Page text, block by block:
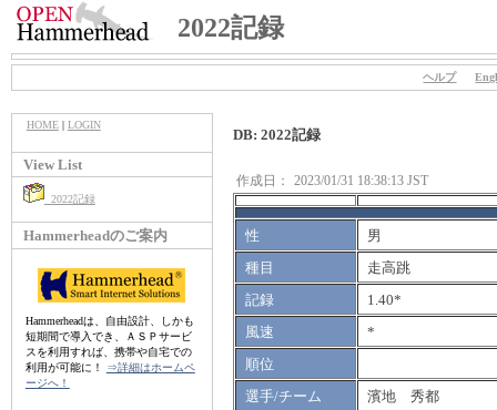
2022記録
ヘルプ
HOME| LOGIN
View List
2022記録
Hammerheadのご案内
Hammerheadは、自由設計、しかも
短期間で導入でき、ＡＳＰサービ
スを利用すれば、携帯や自宅での
利用が可能に！
⇒詳細はホームペ
ージへ！
DB: 2022記録
作成日： 2023/01/31 18:38:13 JST
性
男
種目
走高跳
記録
1.40*
風速
*
順位
選手/チーム
濱地 秀都